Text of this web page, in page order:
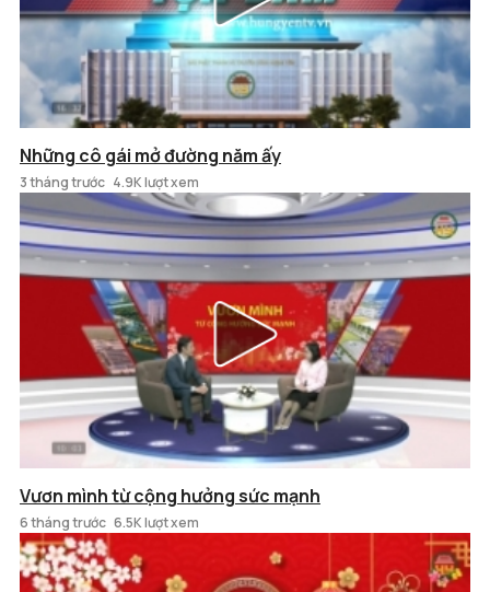
Những cô gái mở đường năm ấy
3 tháng trước 4.9K lượt xem
Vươn mình từ cộng hưởng sức mạnh
6 tháng trước 6.5K lượt xem